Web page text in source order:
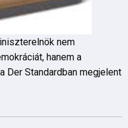
nem
hanem a
Der Standardban megjelent